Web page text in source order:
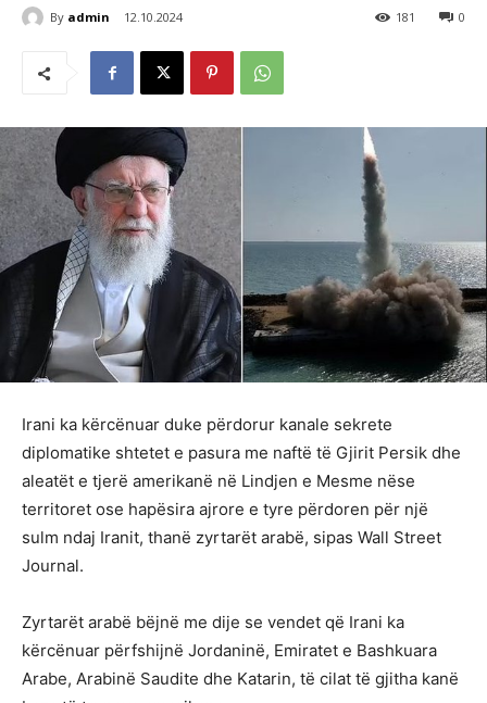
By admin 12.10.2024 0
181
Irani ka kërcënuar duke përdorur kanale sekrete
diplomatike shtetet e pasura me naftë të Gjirit Persik dhe
aleatët e tjerë amerikanë në Lindjen e Mesme nëse
territoret ose hapësira ajrore e tyre përdoren për një
sulm ndaj Iranit, thanë zyrtarët arabë, sipas Wall Street
Journal.
Zyrtarët arabë bëjnë me dije se vendet që Irani ka
kërcënuar përfshijnë Jordaninë, Emiratet e Bashkuara
Arabe, Arabinë Saudite dhe Katarin, të cilat të gjitha kanë